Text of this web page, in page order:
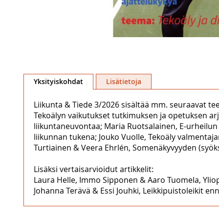
to
the
images
gallery
Yksityiskohdat
Liikunta & Tiede 3/2026 sisältää mm. seuraavat
Tekoälyn vaikutukset tutkimuksen ja opetuksen
liikuntaneuvontaa; Maria Ruotsalainen, E-
liikunnan tukena; Jouko Vuolle, Tekoäly
Turtiainen & Veera Ehrlén, Somenäkyvyyden
Lisäksi vertaisarvioidut artikkelit:
Laura Helle, Immo Sipponen & Aaro Tuomela,
Johanna Terävä & Essi Jouhki, Leikkipuistoleikit
Lisätietoja